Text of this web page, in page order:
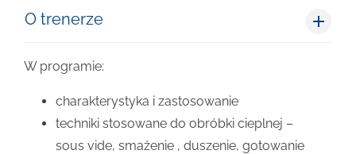
O trenerze
W programie:
charakterystyka i zastosowanie
techniki stosowane do obróbki cieplnej –
sous vide, smażenie , duszenie, gotowanie